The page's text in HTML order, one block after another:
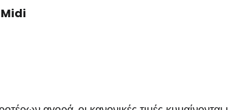
Midi